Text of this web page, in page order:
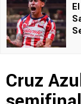
Cruz